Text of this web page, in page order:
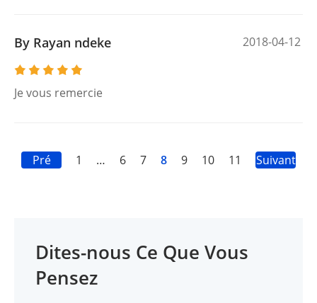
By Rayan ndeke 2018-04-12
Je vous remercie
Pré 1 … 6 7 8 9 10 11 Suivant
Dites-nous Ce Que Vous
Pensez